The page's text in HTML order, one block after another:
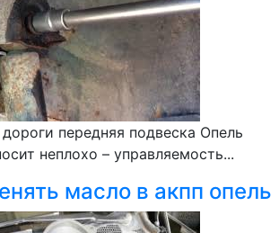
передняя подвеска Опель
неплохо – управляемость...
масло в акпп опель